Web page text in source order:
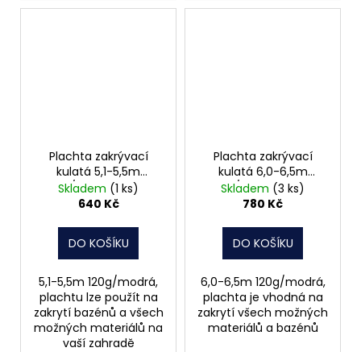
Plachta zakrývací
kulatá 5,1-5,5m
120g/modrá 25005
Skladem (1 ks)
640 Kč
DO KOŠÍKU
5,1-5,5m 120g/modrá,
plachtu lze použít na
zakrytí bazénů a všech
možných materiálů na
vaší zahradě
Plachta zakrývací
kulatá 6,0-6,5m
120g/modrá 25002
Skladem (3 ks)
780 Kč
DO KOŠÍKU
6,0-6,5m 120g/modrá,
plachta je vhodná na
zakrytí všech možných
materiálů a bazénů